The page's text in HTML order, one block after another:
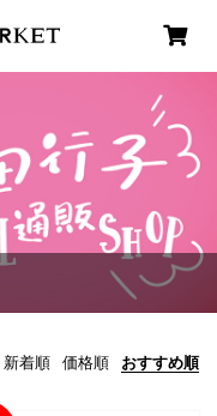
新着順 価格順 おすすめ順